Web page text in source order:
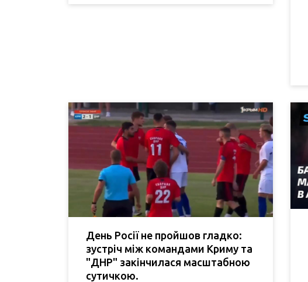
День Росії не пройшов гладко:
зустріч між командами Криму та
"ДНР" закінчилася масштабною
сутичкою.